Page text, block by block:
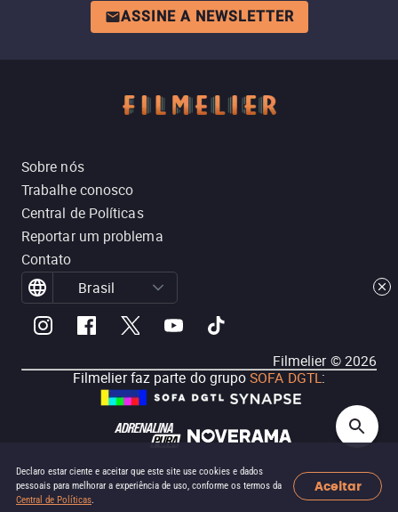
Declaro estar ciente e aceitar que este site use cookies e dados
pessoais para melhorar a experiência de uso, conforme os termos da
Central de Políticas.
Aceitar
ASSINE A NEWSLETTER
Sobre nós
Trabalhe conosco
Central de Políticas
Reportar um problema
Contato
Brasil
Filmelier ©2026
Filmelier faz parte do grupoSOFA DGTL: